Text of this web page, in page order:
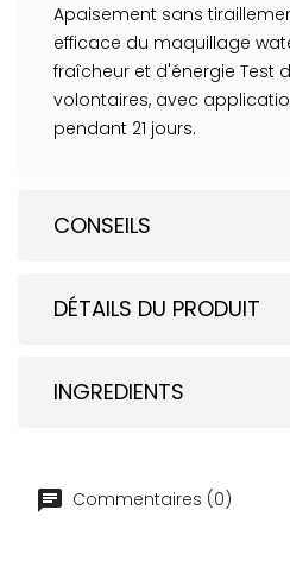
Apaisement sans
efficace du maquillage
fraîcheur et d'énergie Test
volontaires, avec
pendant 21 jours.
CONSEILS
DÉTAILS DU PRODUIT
INGREDIENTS
Commentaires (0)